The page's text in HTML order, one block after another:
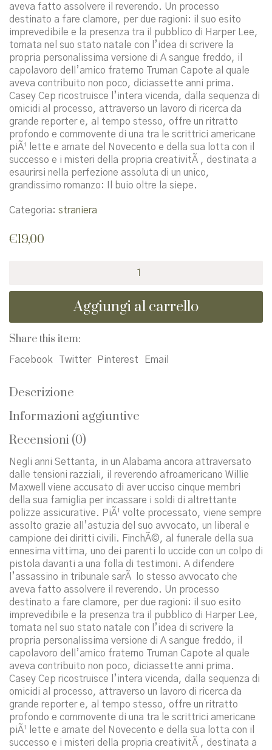
aveva fatto assolvere il reverendo. Un processo
destinato a fare clamore, per due ragioni: il suo esito
imprevedibile e la presenza tra il pubblico di Harper Lee,
tornata nel suo stato natale con l’idea di scrivere la
propria personalissima versione di A sangue freddo, il
capolavoro dell’amico fraterno Truman Capote al quale
aveva contribuito non poco, diciassette anni prima.
Casey Cep ricostruisce l’intera vicenda, dalla sequenza di
omicidi al processo, attraverso un lavoro di ricerca da
grande reporter e, al tempo stesso, offre un ritratto
profondo e commovente di una tra le scrittrici americane
piÃ¹ lette e amate del Novecento e della sua lotta con il
successo e i misteri della propria creativitÃ , destinata a
esaurirsi nella perfezione assoluta di un unico,
grandissimo romanzo: Il buio oltre la siepe.
Categoria: straniera
€19,00
L'ultimo
Lee
quantità
Aggiungi al carrello
Share this item:
Facebook Twitter Pinterest Email
Descrizione
Informazioni aggiuntive
Recensioni (0)
Negli anni Settanta, in un Alabama ancora attraversato
dalle tensioni razziali, il reverendo afroamericano Willie
Maxwell viene accusato di aver ucciso cinque membri
della sua famiglia per incassare i soldi di altrettante
polizze assicurative. PiÃ¹ volte processato, viene sempre
assolto grazie all’astuzia del suo avvocato, un liberal e
campione dei diritti civili. FinchÃ©, al funerale della sua
ennesima vittima, uno dei parenti lo uccide con un colpo di
pistola davanti a una folla di testimoni. A difendere
l’assassino in tribunale sarÃ lo stesso avvocato che
aveva fatto assolvere il reverendo. Un processo
destinato a fare clamore, per due ragioni: il suo esito
imprevedibile e la presenza tra il pubblico di Harper Lee,
tornata nel suo stato natale con l’idea di scrivere la
propria personalissima versione di A sangue freddo, il
capolavoro dell’amico fraterno Truman Capote al quale
aveva contribuito non poco, diciassette anni prima.
Casey Cep ricostruisce l’intera vicenda, dalla sequenza di
omicidi al processo, attraverso un lavoro di ricerca da
grande reporter e, al tempo stesso, offre un ritratto
profondo e commovente di una tra le scrittrici americane
piÃ¹ lette e amate del Novecento e della sua lotta con il
successo e i misteri della propria creativitÃ , destinata a